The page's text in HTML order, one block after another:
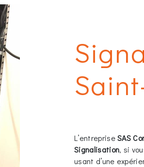
L’entrepriseSAS
Signalisation, si
usant d’une